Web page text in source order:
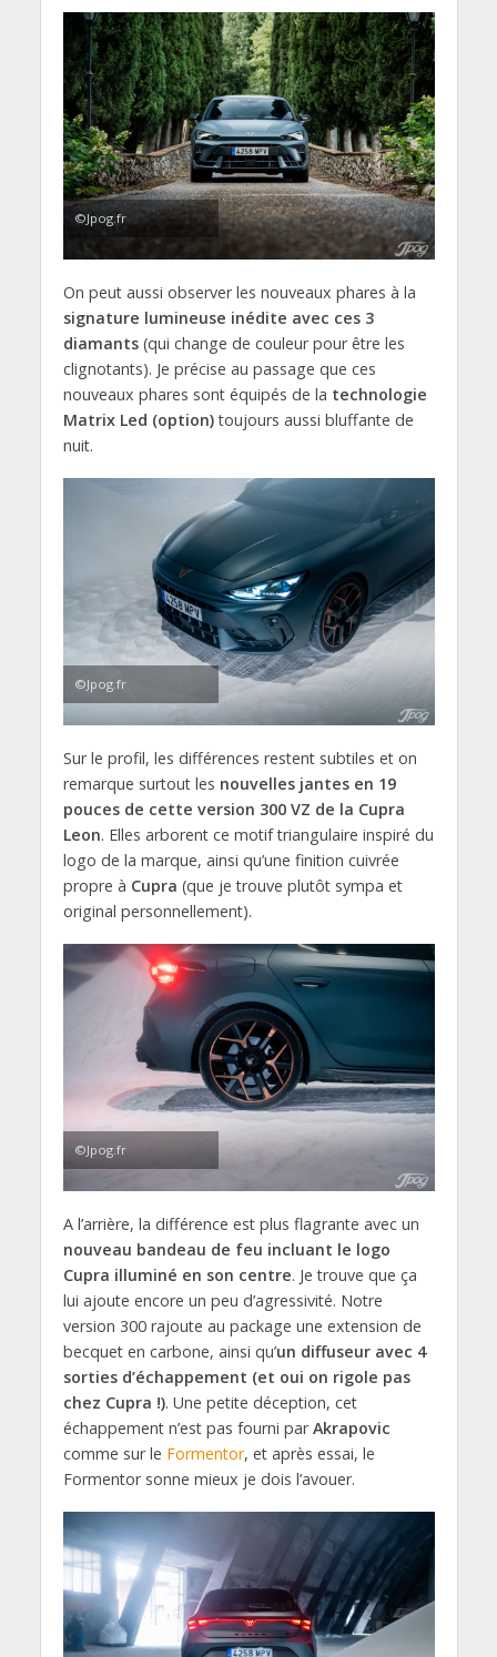
©Jpog.fr
On peut aussi observer les nouveaux phares à la
signature lumineuse inédite avec ces 3
diamants(qui change de couleur pour être les
clignotants). Je précise au passage que ces
nouveaux phares sont équipés de la technologie
Matrix Led (option)toujours aussi bluffante de
nuit.
©Jpog.fr
Sur le profil, les différences restent subtiles et on
remarque surtout les nouvelles jantes en 19
pouces de cette version 300 VZ de la Cupra
Leon. Elles arborent ce motif triangulaire inspiré du
logo de la marque, ainsi qu’une finition cuivrée
propre à Cupra (que je trouve plutôt sympa et
original personnellement).
©Jpog.fr
A l’arrière, la différence est plus flagrante avec un
nouveau bandeau de feu incluant le logo
Cupra illuminé en son centre. Je trouve que ça
lui ajoute encore un peu d’agressivité. Notre
version 300 rajoute au package une extension de
becquet en carbone, ainsi qu’un diffuseur avec 4
sorties d’échappement (et oui on rigole pas
chez Cupra !). Une petite déception, cet
échappement n’est pas fourni parAkrapovic
comme sur le Formentor, et après essai, le
Formentor sonne mieux je dois l’avouer.